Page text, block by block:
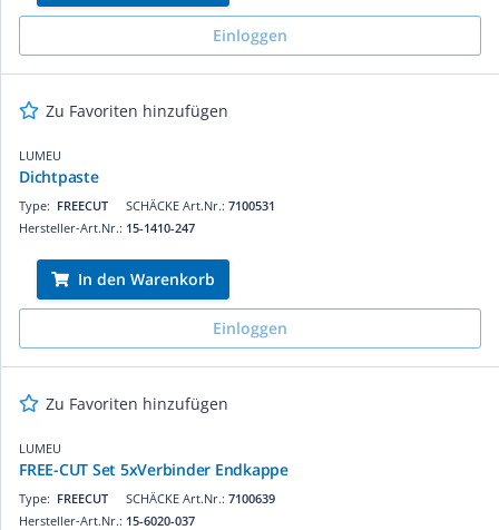
Einloggen
Zu Favoriten hinzufügen
LUMEU
Dichtpaste
SCHÄCKE Art.Nr.: 7100531
Type: FREECUT
Hersteller-Art.Nr.: 15-1410-247
In den Warenkorb
Einloggen
Zu Favoriten hinzufügen
LUMEU
FREE-CUT Set 5xVerbinder Endkappe
SCHÄCKE Art.Nr.: 7100639
Type: FREECUT
Hersteller-Art.Nr.: 15-6020-037